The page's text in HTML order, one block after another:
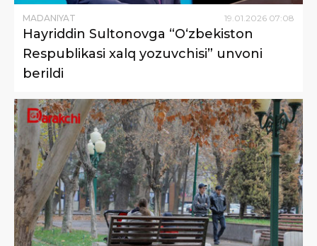
MADANIYAT 19.01.2026 07:08
Hayriddin Sultonovga “O‘zbekiston
Respublikasi xalq yozuvchisi” unvoni
berildi